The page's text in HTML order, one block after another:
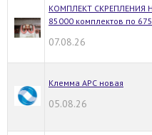
КОМПЛЕКТ СКРЕПЛЕНИЯ
85000 комплектов по
07.08.26
Клемма АРС новая
05.08.26